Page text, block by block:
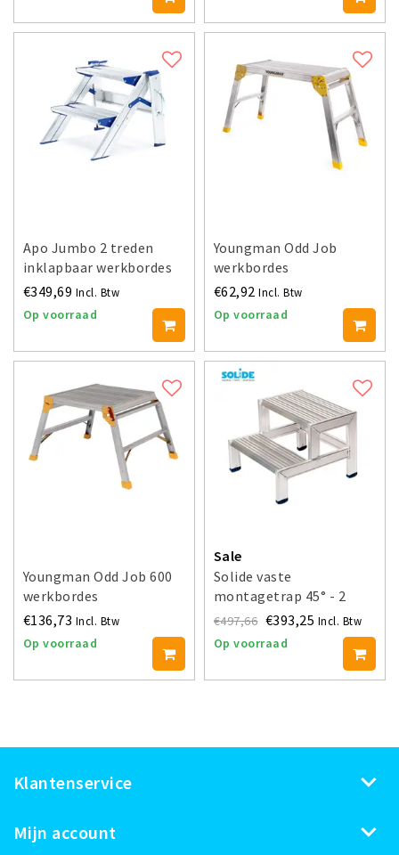
Apo Jumbo 2 treden
inklapbaar werkbordes
€349,69 Incl. Btw
Op voorraad
Youngman Odd Job
werkbordes
€62,92 Incl. Btw
Op voorraad
Youngman Odd Job 600
werkbordes
€136,73 Incl. Btw
Op voorraad
Sale
Solide vaste
montagetrap 45° - 2
treden MT452
€497,66 €393,25 Incl. Btw
Op voorraad
Klantenservice
Mijn account